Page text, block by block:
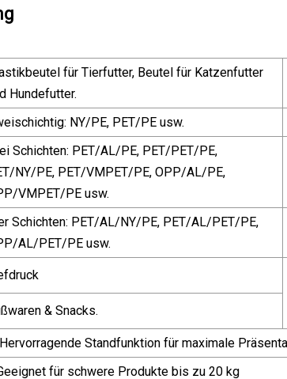
für Tierfutter, Beutel für Katzenfutter
Hundefutter.
NY/PE, PET/PE usw.
Schichten: PET/AL/PE, PET/PET/PE,
NY/PE, PET/VMPET/PE, OPP/AL/PE,
VMPET/PE usw.
Schichten: PET/AL/NY/PE, PET/AL/PET/PE,
AL/PET/PE usw.
& Snacks.
Standfunktion für maximale
für schwere Produkte bis zu 20 kg